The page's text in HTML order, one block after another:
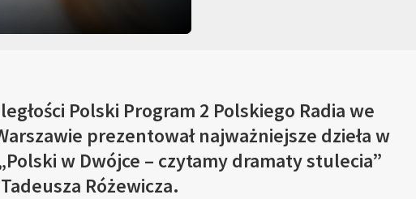
Polski Program 2 Polskiego Radia we
prezentował najważniejsze dzieła w
w Dwójce – czytamy dramaty stulecia”
Różewicza.